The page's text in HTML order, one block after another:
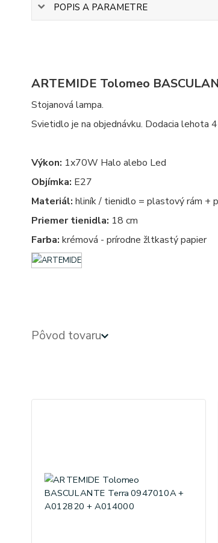
POPIS A PARAMETRE
ARTEMIDE Tolomeo
Stojanová lampa.
Svietidlo je na objednávku. Dodacia lehota
Výkon: 1x70W Halo alebo Led
Objímka: E27
Materiál: hliník / tienidlo = plastový rám +
Priemer tienidla: 18 cm
Farba: krémová - prírodne žltkastý papier
Pôvod tovaru